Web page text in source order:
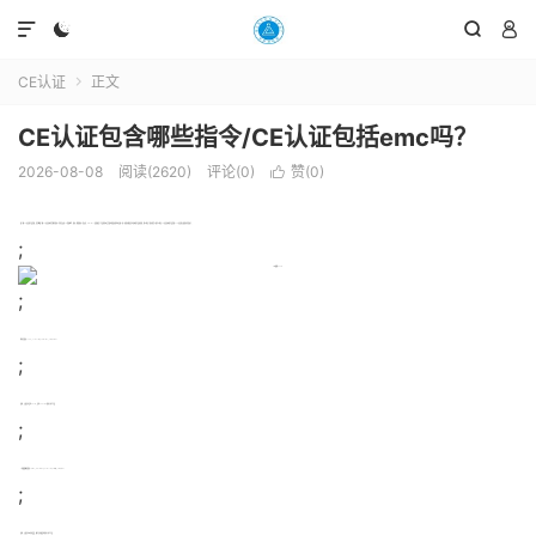
  

CE认证  正文
CE认证包含哪些指令/CE认证包括emc吗？
2026-08-08 阅读(2620) 评论(0)  赞(0)
;
;
;
;
;